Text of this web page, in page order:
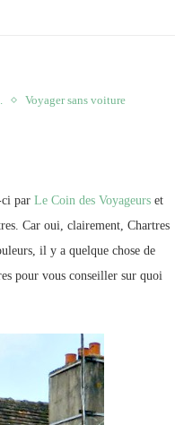
Voyager sans voiture
ci par Le Coin des Voyageurs et
Car oui, clairement, Chartres
il y a quelque chose de
pour vous conseiller sur quoi